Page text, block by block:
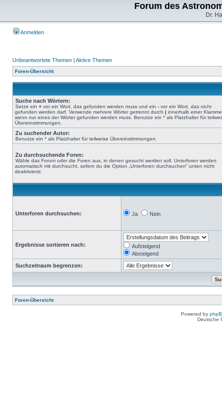
Forum des
Dr.
Anmelden
Unbeantwortete Themen | Aktive Themen
Foren-Übersicht
Suche nach Wörtern:
Setze ein + vor ein Wort, das gefunden werden muss und ein - vor ein Wort, das nicht
gefunden werden darf. Verwende mehrere Wörter getrennt durch | innerhalb einer
wenn nur eines der Wörter gefunden werden muss. Benutze ein * als Platzhalter für
Übereinstimmungen.
Zu suchender Autor:
Benutze ein * als Platzhalter für teilweise Übereinstimmungen.
Zu durchsuchende Foren:
Wähle das Forum oder die Foren aus, in denen gesucht werden soll. Unterforen werden
automatisch mit durchsucht, sofern du die Option „Unterforen durchsuchen“ unten nicht
deaktivierst.
Unterforen durchsuchen: Ja Nein
Ergebnisse sortieren nach:
Aufsteigend
Absteigend
Suchzeitraum begrenzen:
Foren-Übersicht
Powered by
Deutsche